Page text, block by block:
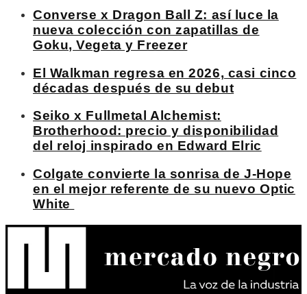
Converse x Dragon Ball Z: así luce la
nueva colección con zapatillas de
Goku, Vegeta y Freezer
El Walkman regresa en 2026, casi cinco
décadas después de su debut
Seiko x Fullmetal Alchemist:
Brotherhood: precio y disponibilidad
del reloj inspirado en Edward Elric
Colgate convierte la sonrisa de J-Hope
en el mejor referente de su nuevo Optic
White